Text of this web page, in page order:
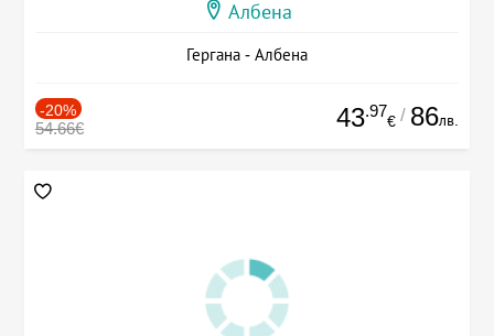
Албена
Гергана - Албена
-20%
54.66€ 43.97
€ / 86лв.